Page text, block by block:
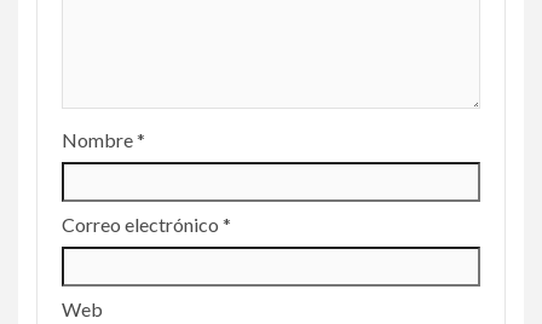
Nombre*
Correo electrónico *
Web